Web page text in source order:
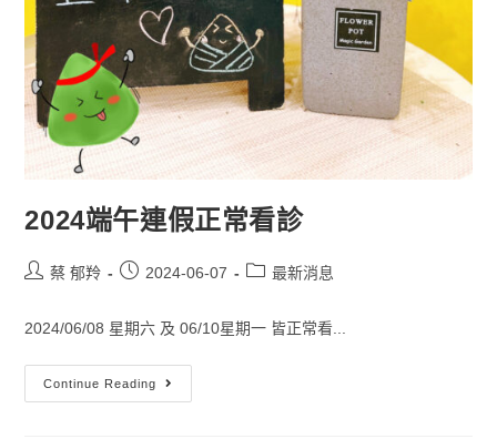
2024端午連假正常看診
蔡 郁羚 2024-06-07 最新消息
2024/06/08 星期六 及 06/10星期一 皆正常看...
Continue Reading